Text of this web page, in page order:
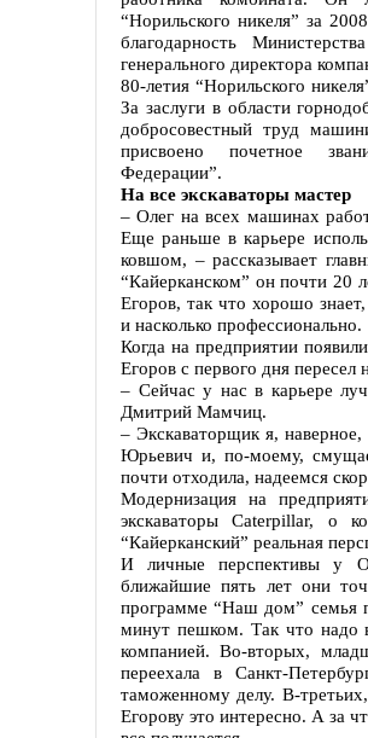
“Норильского никеля” за
благодарность
генерального директора
80-летия “Норильского
За заслуги в области
добросовестный труд
присвоено почетное
Федерации”.
На все экскаваторы мастер
– Олег на всех машинах
Еще раньше в карьере
ковшом, – рассказывает
“Кайерканском” он почти 20
Егоров, так что хорошо
и насколько профессионально.
Когда на предприятии
Егоров с первого дня
– Сейчас у нас в карьере
Дмитрий Мамчиц.
– Экскаваторщик я,
Юрьевич и, по-моему,
почти отходила, надеемся
Модернизация на
экскаваторы Caterpillar, о
“Кайерканский” реальная
И личные перспективы у
ближайшие пять лет они
программе “Наш дом” семья
минут пешком. Так что надо
компанией. Во-вторых,
переехала в Санкт-
таможенному делу. В-
Егорову это интересно. А за